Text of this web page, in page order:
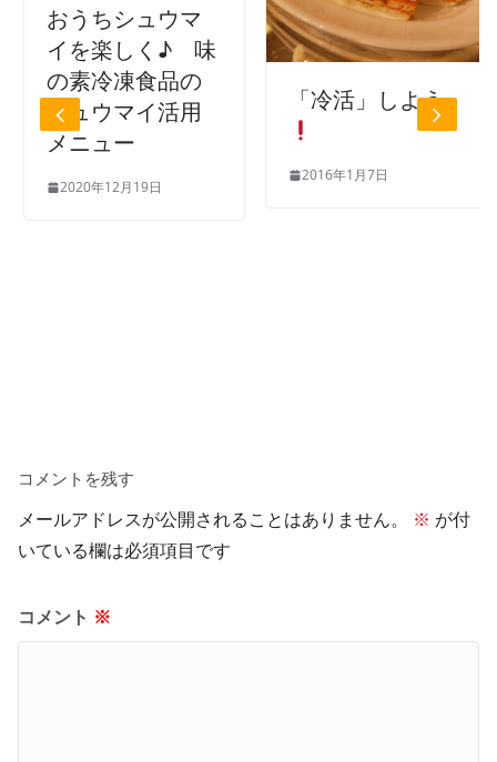
おうちシュウマ
イを楽しく♪ 味
の素冷凍食品の
シュウマイ活用
メニュー
2020年12月19日
「冷活」しよう
2016年1月7日
コメントを残す
メールアドレスが公開されることはありません。 ※ が付
いている欄は必須項目です
コメント ※